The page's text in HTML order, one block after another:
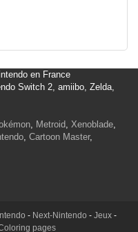
en France
Switch 2, amiibo, Zelda,
, Metroid, Xenoblade,
, Cartoon Master,
- Next-Nintendo - Jeux-
pages